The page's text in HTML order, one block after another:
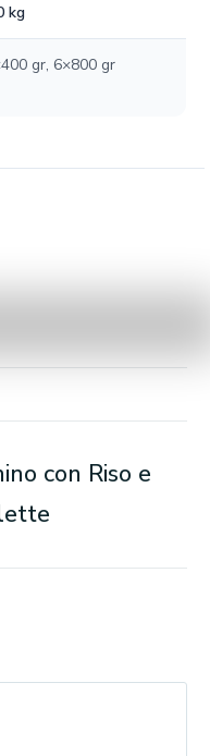
kg
gr, 6×800 gr
con Riso e